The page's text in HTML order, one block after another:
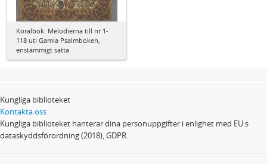
Koralbok: Melodierna till nr 1-
118 uti Gamla Psalmboken,
enstämmigt satta
Kungliga biblioteket
Kontakta oss
Kungliga biblioteket hanterar dina personuppgifter i enlighet med EU:s
dataskyddsförordning (2018), GDPR.